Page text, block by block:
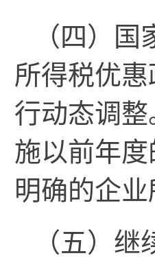
（四）
所得税优
行动态调
施以前年
明确的企
（五）